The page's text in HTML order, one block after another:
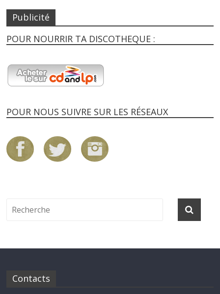
Publicité
POUR NOURRIR TA DISCOTHEQUE :
POUR NOUS SUIVRE SUR LES RÉSEAUX
Contacts